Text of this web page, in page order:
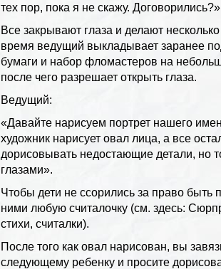
тех пор, пока я не скажу.
Все закрывают глаза и делают
время ведущий выкладывает заранее
бумаги и набор фломастеров на
после чего разрешает открыть глаза.
Ведущий:
«Давайте нарисуем портрет нашего
художник нарисует овал лица, а все
дорисовывать недостающие детали, но
глазами».
Чтобы дети не ссорились за право быть
ними любую считалочку (см. здесь:
стихи, считалки).
После того как овал нарисован, вы
следующему ребенку и просите